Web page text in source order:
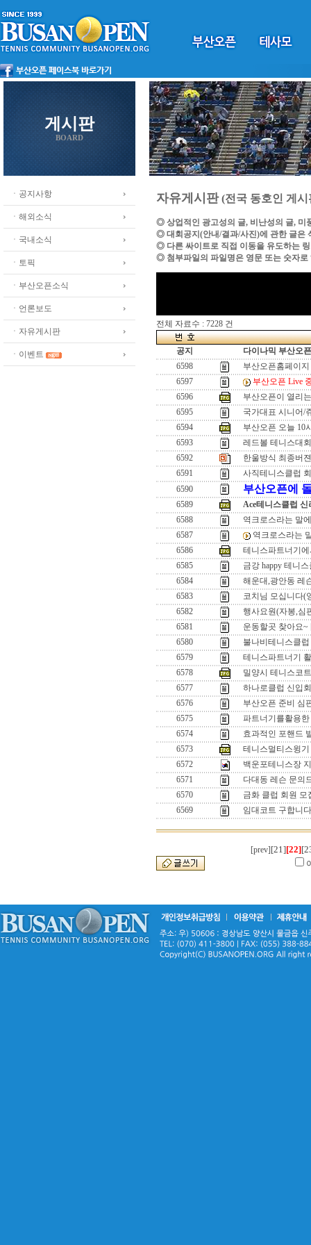
게시판
BOARD
ㆍ공지사항
ㆍ해외소식
ㆍ국내소식
ㆍ토픽
ㆍ부산오픈소식
ㆍ언론보도
ㆍ자유게시판
ㆍ이벤트
자유게시판(전국 동호인 게시
◎ 상업적인 광고성의 글, 비난성의 글, 미
◎ 대회공지(안내/결과/사진)에 관한 글은
◎ 다른 싸이트로 직접 이동을 유도하는
◎ 첨부파일의 파일명은 영문 또는 숫자로
전체 자료수 : 7228 건
공지
다이나믹 부산오
6598
부산오픈홈페이
6597
부산오픈 Live
6596
부산오픈이 열리
6595
국가대표 시니어/
6594
부산오픈 오늘 10
6593
레드볼 테니스대
6592
한울방식 최종버
6591
사직테니스클럽
6590
부산오픈에
6589
Ace테니스클럽
6588
역크로스라는 말
6587
역크로스라는
6586
테니스파트너기
6585
금강 happy 테니
6584
해운대,광안동 레
6583
코치님 모십니다(
6582
행사요원(자봉,심
6581
운동할곳 찾아요~
6580
불나비테니스클
6579
테니스파트너기
6578
밀양시 테니스코
6577
하나로클럽 신입
6576
부산오픈 준비 심
6575
파트너기를활용
6574
효과적인 포핸드
6573
테니스멀티스윙
6572
백운포테니스장
6571
다대동 레슨 문의
6570
금화 클럽 회원 모
6569
임대코트 구합니
[prev] [21][22]